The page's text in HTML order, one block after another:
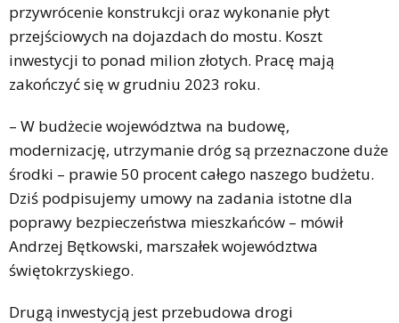
przywrócenie konstrukcji oraz wykonanie płyt
przejściowych na dojazdach do mostu. Koszt
inwestycji to ponad milion złotych. Pracę mają
zakończyć się w grudniu 2023 roku.
– W budżecie województwa na budowę,
modernizację, utrzymanie dróg są przeznaczone duże
środki – prawie 50 procent całego naszego budżetu.
Dziś podpisujemy umowy na zadania istotne dla
poprawy bezpieczeństwa mieszkańców – mówił
Andrzej Bętkowski, marszałek województwa
świętokrzyskiego.
Drugą inwestycją jest przebudowa drogi